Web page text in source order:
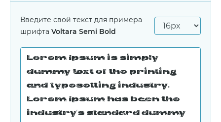
Введите свой текст для примера
шрифта Voltara Semi Bold